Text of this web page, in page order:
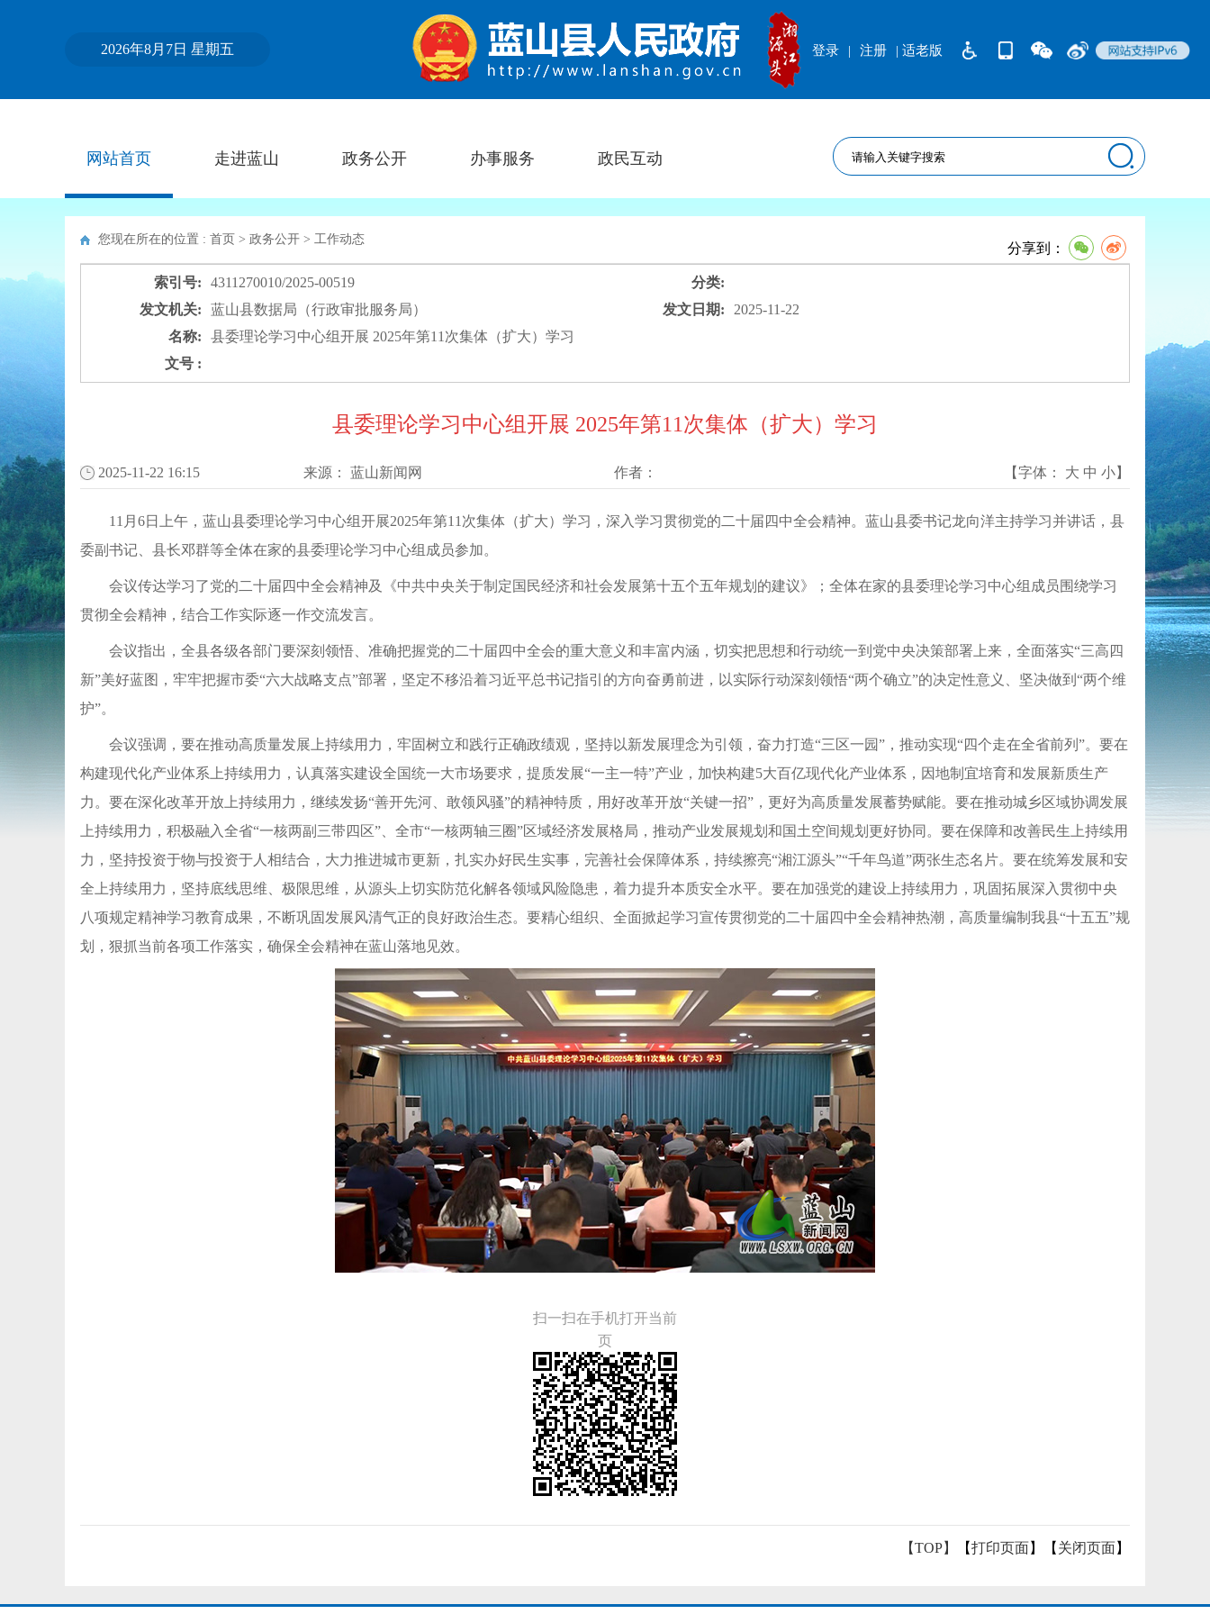
2026年8月7日 星期五 | 适老版
登录 | 注册
网站首页 走进蓝山 政务公开 办事服务 政民互动
您现在所在的位置 : 首页 > 政务公开 > 工作动态
分享到：
索引号: 4311270010/2025-00519
分类:
发文机关:
蓝山县数据局（行政审批服务局） 发文日期:
2025-11-22
名称:
县委理论学习中心组开展 2025年第11次集体（扩大）学习
文号 :
县委理论学习中心组开展 2025年第11次集体（扩大）学习
2025-11-22 16:15 来源： 蓝山新闻网 作者： 【字体： 大 中 小】
11月6日上午，蓝山县委理论学习中心组开展2025年第11次集体（扩大）学习，深入学习贯彻党的二十届四中全会精神。蓝山县委书记龙向洋主持学习并讲话，县
委副书记、县长邓群等全体在家的县委理论学习中心组成员参加。
会议传达学习了党的二十届四中全会精神及《中共中央关于制定国民经济和社会发展第十五个五年规划的建议》；全体在家的县委理论学习中心组成员围绕学习
贯彻全会精神，结合工作实际逐一作交流发言。
会议指出，全县各级各部门要深刻领悟、准确把握党的二十届四中全会的重大意义和丰富内涵，切实把思想和行动统一到党中央决策部署上来，全面落实“三高四
新”美好蓝图，牢牢把握市委“六大战略支点”部署，坚定不移沿着习近平总书记指引的方向奋勇前进，以实际行动深刻领悟“两个确立”的决定性意义、坚决做到“两个维
护”。
会议强调，要在推动高质量发展上持续用力，牢固树立和践行正确政绩观，坚持以新发展理念为引领，奋力打造“三区一园”，推动实现“四个走在全省前列”。要在
构建现代化产业体系上持续用力，认真落实建设全国统一大市场要求，提质发展“一主一特”产业，加快构建5大百亿现代化产业体系，因地制宜培育和发展新质生产
力。要在深化改革开放上持续用力，继续发扬“善开先河、敢领风骚”的精神特质，用好改革开放“关键一招”，更好为高质量发展蓄势赋能。要在推动城乡区域协调发展
上持续用力，积极融入全省“一核两副三带四区”、全市“一核两轴三圈”区域经济发展格局，推动产业发展规划和国土空间规划更好协同。要在保障和改善民生上持续用
力，坚持投资于物与投资于人相结合，大力推进城市更新，扎实办好民生实事，完善社会保障体系，持续擦亮“湘江源头”“千年鸟道”两张生态名片。要在统筹发展和安
全上持续用力，坚持底线思维、极限思维，从源头上切实防范化解各领域风险隐患，着力提升本质安全水平。要在加强党的建设上持续用力，巩固拓展深入贯彻中央
八项规定精神学习教育成果，不断巩固发展风清气正的良好政治生态。要精心组织、全面掀起学习宣传贯彻党的二十届四中全会精神热潮，高质量编制我县“十五五”规
划，狠抓当前各项工作落实，确保全会精神在蓝山落地见效。
扫一扫在手机打开当前
页
【TOP】 【打印页面】【 关闭页面】